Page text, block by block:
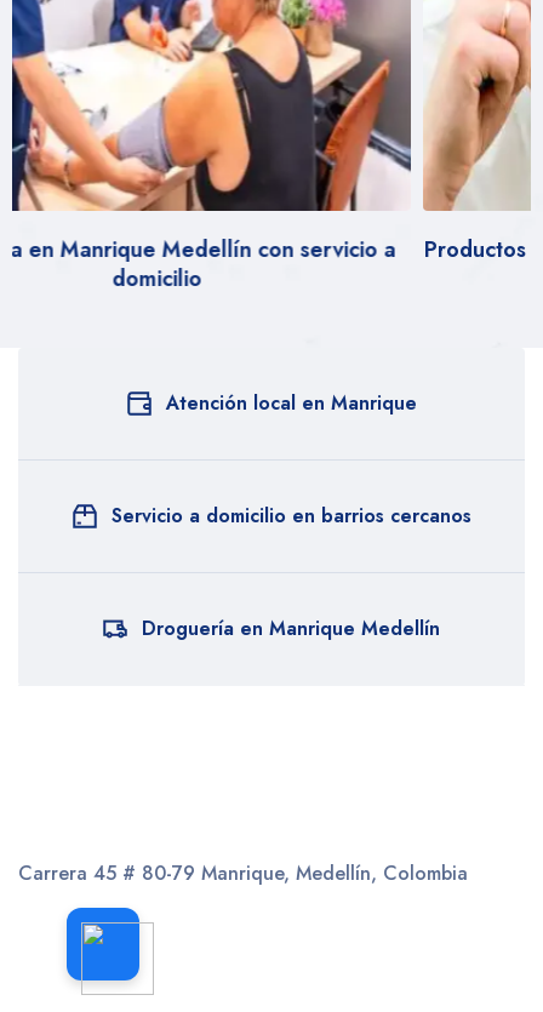
Productos de higiene bucal en Manrique Medellín
Atención local en Manrique
Servicio a domicilio en barrios cercanos
Droguería en Manrique Medellín
Carrera 45 # 80-79 Manrique, Medellín, Colombia